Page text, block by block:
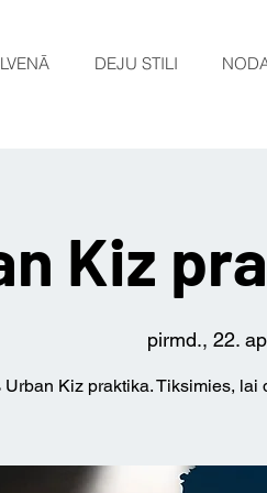
DEJU STILI
Kiz
pirmd., 22.
Urban Kiz praktika. Tiksimies,